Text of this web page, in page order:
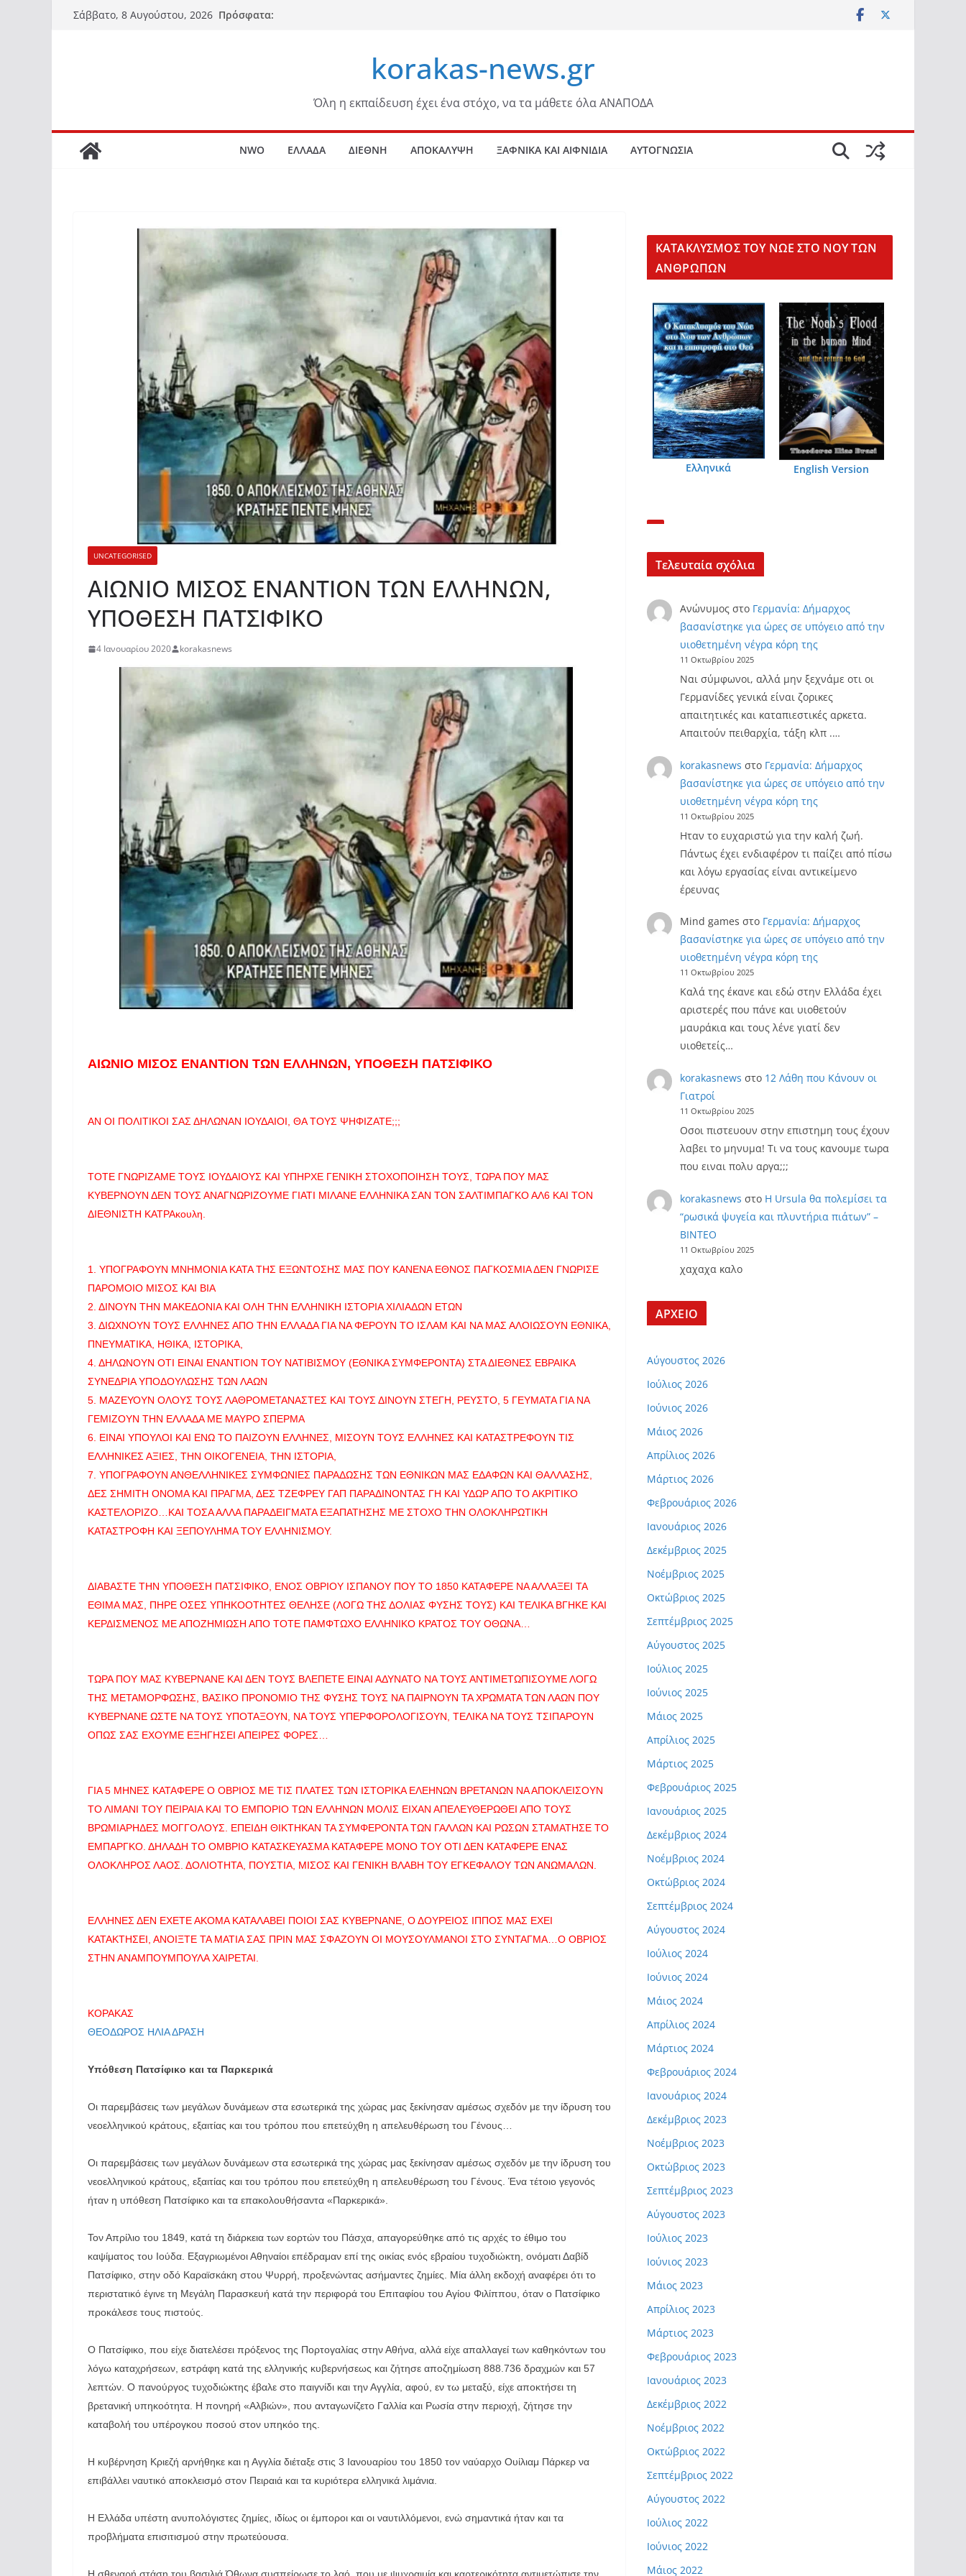
Μετάβαση
Σάββατο, 8 Αυγούστου, 2026 Πρόσφατα:
korakas-news.gr
Όλη η εκπαίδευση έχει ένα στόχο, να τα μάθετε όλα ΑΝΑΠΟΔΑ
NWO ΕΛΛΑΔΑ ΔΙΕΘΝΗ ΑΠΟΚΑΛΥΨΗ ΞΑΦΝΙΚΑ ΚΑΙ ΑΙΦΝΙΔΙΑ ΑΥΤΟΓΝΩΣΙΑ
UNCATEGORISED
ΑΙΩΝΙΟ ΜΙΣΟΣ ΕΝΑΝΤΙΟΝ ΤΩΝ ΕΛΛΗΝΩΝ,
ΥΠΟΘΕΣΗ ΠΑΤΣΙΦΙΚΟ
4 Ιανουαρίου 2020 korakasnews
ΑΙΩΝΙΟ ΜΙΣΟΣ ΕΝΑΝΤΙΟΝ ΤΩΝ ΕΛΛΗΝΩΝ, ΥΠΟΘΕΣΗ ΠΑΤΣΙΦΙΚΟ
ΑΝ ΟΙ ΠΟΛΙΤΙΚΟΙ ΣΑΣ ΔΗΛΩΝΑΝ ΙΟΥΔΑΙΟΙ, ΘΑ ΤΟΥΣ ΨΗΦΙΖΑΤΕ;;;
ΤΟΤΕ ΓΝΩΡΙΖΑΜΕ ΤΟΥΣ ΙΟΥΔΑΙΟΥΣ ΚΑΙ ΥΠΗΡΧΕ ΓΕΝΙΚΗ ΣΤΟΧΟΠΟΙΗΣΗ ΤΟΥΣ, ΤΩΡΑ ΠΟΥ ΜΑΣ
ΚΥΒΕΡΝΟΥΝ ΔΕΝ ΤΟΥΣ ΑΝΑΓΝΩΡΙΖΟΥΜΕ ΓΙΑΤΙ ΜΙΛΑΝΕ ΕΛΛΗΝΙΚΑ ΣΑΝ ΤΟΝ ΣΑΛΤΙΜΠΑΓΚΟ ΑΛ6 ΚΑΙ ΤΟΝ
ΔΙΕΘΝΙΣΤΗ ΚΑΤΡΑκουλη.
1. ΥΠΟΓΡΑΦΟΥΝ ΜΝΗΜΟΝΙΑ ΚΑΤΑ ΤΗΣ ΕΞΩΝΤΟΣΗΣ ΜΑΣ ΠΟΥ ΚΑΝΕΝΑ ΕΘΝΟΣ ΠΑΓΚΟΣΜΙΑ ΔΕΝ ΓΝΩΡΙΣΕ
ΠΑΡΟΜΟΙΟ ΜΙΣΟΣ ΚΑΙ ΒΙΑ
2. ΔΙΝΟΥΝ ΤΗΝ ΜΑΚΕΔΟΝΙΑ ΚΑΙ ΟΛΗ ΤΗΝ ΕΛΛΗΝΙΚΗ ΙΣΤΟΡΙΑ ΧΙΛΙΑΔΩΝ ΕΤΩΝ
3. ΔΙΩΧΝΟΥΝ ΤΟΥΣ ΕΛΛΗΝΕΣ ΑΠΟ ΤΗΝ ΕΛΛΑΔΑ ΓΙΑ ΝΑ ΦΕΡΟΥΝ ΤΟ ΙΣΛΑΜ ΚΑΙ ΝΑ ΜΑΣ ΑΛΟΙΩΣΟΥΝ ΕΘΝΙΚΑ,
ΠΝΕΥΜΑΤΙΚΑ, ΗΘΙΚΑ, ΙΣΤΟΡΙΚΑ,
4. ΔΗΛΩΝΟΥΝ ΟΤΙ ΕΙΝΑΙ ΕΝΑΝΤΙΟΝ ΤΟΥ ΝΑΤΙΒΙΣΜΟΥ (ΕΘΝΙΚΑ ΣΥΜΦΕΡΟΝΤΑ) ΣΤΑ ΔΙΕΘΝΕΣ ΕΒΡΑΙΚΑ
ΣΥΝΕΔΡΙΑ ΥΠΟΔΟΥΛΩΣΗΣ ΤΩΝ ΛΑΩΝ
5. ΜΑΖΕΥΟΥΝ ΟΛΟΥΣ ΤΟΥΣ ΛΑΘΡΟΜΕΤΑΝΑΣΤΕΣ ΚΑΙ ΤΟΥΣ ΔΙΝΟΥΝ ΣΤΕΓΗ, ΡΕΥΣΤΟ, 5 ΓΕΥΜΑΤΑ ΓΙΑ ΝΑ
ΓΕΜΙΖΟΥΝ ΤΗΝ ΕΛΛΑΔΑ ΜΕ ΜΑΥΡΟ ΣΠΕΡΜΑ
6. ΕΙΝΑΙ ΥΠΟΥΛΟΙ ΚΑΙ ΕΝΩ ΤΟ ΠΑΙΖΟΥΝ ΕΛΛΗΝΕΣ, ΜΙΣΟΥΝ ΤΟΥΣ ΕΛΛΗΝΕΣ ΚΑΙ ΚΑΤΑΣΤΡΕΦΟΥΝ ΤΙΣ
ΕΛΛΗΝΙΚΕΣ ΑΞΙΕΣ, ΤΗΝ ΟΙΚΟΓΕΝΕΙΑ, ΤΗΝ ΙΣΤΟΡΙΑ,
7. ΥΠΟΓΡΑΦΟΥΝ ΑΝΘΕΛΛΗΝΙΚΕΣ ΣΥΜΦΩΝΙΕΣ ΠΑΡΑΔΩΣΗΣ ΤΩΝ ΕΘΝΙΚΩΝ ΜΑΣ ΕΔΑΦΩΝ ΚΑΙ ΘΑΛΛΑΣΗΣ,
ΔΕΣ ΣΗΜΙΤΗ ΟΝΟΜΑ ΚΑΙ ΠΡΑΓΜΑ, ΔΕΣ ΤΖΕΦΡΕΥ ΓΑΠ ΠΑΡΑΔΙΝΟΝΤΑΣ ΓΗ ΚΑΙ ΥΔΩΡ ΑΠΟ ΤΟ ΑΚΡΙΤΙΚΟ
ΚΑΣΤΕΛΟΡΙΖΟ…ΚΑΙ ΤΟΣΑ ΑΛΛΑ ΠΑΡΑΔΕΙΓΜΑΤΑ ΕΞΑΠΑΤΗΣΗΣ ΜΕ ΣΤΟΧΟ ΤΗΝ ΟΛΟΚΛΗΡΩΤΙΚΗ
ΚΑΤΑΣΤΡΟΦΗ ΚΑΙ ΞΕΠΟΥΛΗΜΑ ΤΟΥ ΕΛΛΗΝΙΣΜΟΥ.
ΔΙΑΒΑΣΤΕ ΤΗΝ ΥΠΟΘΕΣΗ ΠΑΤΣΙΦΙΚΟ, ΕΝΟΣ ΟΒΡΙΟΥ ΙΣΠΑΝΟΥ ΠΟΥ ΤΟ 1850 ΚΑΤΑΦΕΡΕ ΝΑ ΑΛΛΑΞΕΙ ΤΑ
ΕΘΙΜΑ ΜΑΣ, ΠΗΡΕ ΟΣΕΣ ΥΠΗΚΟΟΤΗΤΕΣ ΘΕΛΗΣΕ (ΛΟΓΩ ΤΗΣ ΔΟΛΙΑΣ ΦΥΣΗΣ ΤΟΥΣ) ΚΑΙ ΤΕΛΙΚΑ ΒΓΗΚΕ ΚΑΙ
ΚΕΡΔΙΣΜΕΝΟΣ ΜΕ ΑΠΟΖΗΜΙΩΣΗ ΑΠΟ ΤΟΤΕ ΠΑΜΦΤΩΧΟ ΕΛΛΗΝΙΚΟ ΚΡΑΤΟΣ ΤΟΥ ΟΘΩΝΑ…
ΤΩΡΑ ΠΟΥ ΜΑΣ ΚΥΒΕΡΝΑΝΕ ΚΑΙ ΔΕΝ ΤΟΥΣ ΒΛΕΠΕΤΕ ΕΙΝΑΙ ΑΔΥΝΑΤΟ ΝΑ ΤΟΥΣ ΑΝΤΙΜΕΤΩΠΙΣΟΥΜΕ ΛΟΓΩ
ΤΗΣ ΜΕΤΑΜΟΡΦΩΣΗΣ, ΒΑΣΙΚΟ ΠΡΟΝΟΜΙΟ ΤΗΣ ΦΥΣΗΣ ΤΟΥΣ ΝΑ ΠΑΙΡΝΟΥΝ ΤΑ ΧΡΩΜΑΤΑ ΤΩΝ ΛΑΩΝ ΠΟΥ
ΚΥΒΕΡΝΑΝΕ ΩΣΤΕ ΝΑ ΤΟΥΣ ΥΠΟΤΑΞΟΥΝ, ΝΑ ΤΟΥΣ ΥΠΕΡΦΟΡΟΛΟΓΙΣΟΥΝ, ΤΕΛΙΚΑ ΝΑ ΤΟΥΣ ΤΣΙΠΑΡΟΥΝ
ΟΠΩΣ ΣΑΣ ΕΧΟΥΜΕ ΕΞΗΓΗΣΕΙ ΑΠΕΙΡΕΣ ΦΟΡΕΣ…
ΓΙΑ 5 ΜΗΝΕΣ ΚΑΤΑΦΕΡΕ Ο ΟΒΡΙΟΣ ΜΕ ΤΙΣ ΠΛΑΤΕΣ ΤΩΝ ΙΣΤΟΡΙΚΑ ΕΛΕΗΝΩΝ ΒΡΕΤΑΝΩΝ ΝΑ ΑΠΟΚΛΕΙΣΟΥΝ
ΤΟ ΛΙΜΑΝΙ ΤΟΥ ΠΕΙΡΑΙΑ ΚΑΙ ΤΟ ΕΜΠΟΡΙΟ ΤΩΝ ΕΛΛΗΝΩΝ ΜΟΛΙΣ ΕΙΧΑΝ ΑΠΕΛΕΥΘΕΡΩΘΕΙ ΑΠΟ ΤΟΥΣ
ΒΡΩΜΙΑΡΗΔΕΣ ΜΟΓΓΟΛΟΥΣ. ΕΠΕΙΔΗ ΘΙΚΤΗΚΑΝ ΤΑ ΣΥΜΦΕΡΟΝΤΑ ΤΩΝ ΓΑΛΛΩΝ ΚΑΙ ΡΩΣΩΝ ΣΤΑΜΑΤΗΣΕ ΤΟ
ΕΜΠΑΡΓΚΟ. ΔΗΛΑΔΗ ΤΟ ΟΜΒΡΙΟ ΚΑΤΑΣΚΕΥΑΣΜΑ ΚΑΤΑΦΕΡΕ ΜΟΝΟ ΤΟΥ ΟΤΙ ΔΕΝ ΚΑΤΑΦΕΡΕ ΕΝΑΣ
ΟΛΟΚΛΗΡΟΣ ΛΑΟΣ. ΔΟΛΙΟΤΗΤΑ, ΠΟΥΣΤΙΑ, ΜΙΣΟΣ ΚΑΙ ΓΕΝΙΚΗ ΒΛΑΒΗ ΤΟΥ ΕΓΚΕΦΑΛΟΥ ΤΩΝ ΑΝΩΜΑΛΩΝ.
ΕΛΛΗΝΕΣ ΔΕΝ ΕΧΕΤΕ ΑΚΟΜΑ ΚΑΤΑΛΑΒΕΙ ΠΟΙΟΙ ΣΑΣ ΚΥΒΕΡΝΑΝΕ, Ο ΔΟΥΡΕΙΟΣ ΙΠΠΟΣ ΜΑΣ ΕΧΕΙ
ΚΑΤΑΚΤΗΣΕΙ, ΑΝΟΙΞΤΕ ΤΑ ΜΑΤΙΑ ΣΑΣ ΠΡΙΝ ΜΑΣ ΣΦΑΖΟΥΝ ΟΙ ΜΟΥΣΟΥΛΜΑΝΟΙ ΣΤΟ ΣΥΝΤΑΓΜΑ…Ο ΟΒΡΙΟΣ
ΣΤΗΝ ΑΝΑΜΠΟΥΜΠΟΥΛΑ ΧΑΙΡΕΤΑΙ.
ΚΟΡΑΚΑΣ
ΘΕΟΔΩΡΟΣ ΗΛΙΑ ΔΡΑΣΗ
Υπόθεση Πατσίφικο και τα Παρκερικά
Οι παρεμβάσεις των μεγάλων δυνάμεων στα εσωτερικά της χώρας μας ξεκίνησαν αμέσως σχεδόν με την ίδρυση του
νεοελληνικού κράτους, εξαιτίας και του τρόπου που επετεύχθη η απελευθέρωση του Γένους…
Οι παρεμβάσεις των μεγάλων δυνάμεων στα εσωτερικά της χώρας μας ξεκίνησαν αμέσως σχεδόν με την ίδρυση του
νεοελληνικού κράτους, εξαιτίας και του τρόπου που επετεύχθη η απελευθέρωση του Γένους. Ένα τέτοιο γεγονός
ήταν η υπόθεση Πατσίφικο και τα επακολουθήσαντα «Παρκερικά».
Τον Απρίλιο του 1849, κατά τη διάρκεια των εορτών του Πάσχα, απαγορεύθηκε από τις αρχές το έθιμο του
καψίματος του Ιούδα. Εξαγριωμένοι Αθηναίοι επέδραμαν επί της οικίας ενός εβραίου τυχοδιώκτη, ονόματι Δαβίδ
Πατσίφικο, στην οδό Καραϊσκάκη στου Ψυρρή, προξενώντας ασήμαντες ζημίες. Μία άλλη εκδοχή αναφέρει ότι το
περιστατικό έγινε τη Μεγάλη Παρασκευή κατά την περιφορά του Επιταφίου του Αγίου Φιλίππου, όταν ο Πατσίφικο
προκάλεσε τους πιστούς.
Ο Πατσίφικο, που είχε διατελέσει πρόξενος της Πορτογαλίας στην Αθήνα, αλλά είχε απαλλαγεί των καθηκόντων του
λόγω καταχρήσεων, εστράφη κατά της ελληνικής κυβερνήσεως και ζήτησε αποζημίωση 888.736 δραχμών και 57
λεπτών. Ο πανούργος τυχοδιώκτης έβαλε στο παιγνίδι και την Αγγλία, αφού, εν τω μεταξύ, είχε αποκτήσει τη
βρετανική υπηκοότητα. Η πονηρή «Αλβιών», που ανταγωνίζετο Γαλλία και Ρωσία στην περιοχή, ζήτησε την
καταβολή του υπέρογκου ποσού στον υπηκόο της.
Η κυβέρνηση Κριεζή αρνήθηκε και η Αγγλία διέταξε στις 3 Ιανουαρίου του 1850 τον ναύαρχο Ουίλιαμ Πάρκερ να
επιβάλλει ναυτικό αποκλεισμό στον Πειραιά και τα κυριότερα ελληνικά λιμάνια.
Η Ελλάδα υπέστη ανυπολόγιστες ζημίες, ιδίως οι έμποροι και οι ναυτιλλόμενοι, ενώ σημαντικά ήταν και τα
προβλήματα επισιτισμού στην πρωτεύουσα.
KΑΤΑΚΛΥΣΜΟΣ ΤΟΥ ΝΩΕ ΣΤΟ ΝΟΥ ΤΩΝ
ΑΝΘΡΩΠΩΝ
Ελληνικά English Version
Τελευταία σχόλια
Ανώνυμοςστο Γερμανία: Δήμαρχος
βασανίστηκε για ώρες σε υπόγειο από την
υιοθετημένη νέγρα κόρη της
11 Οκτωβρίου 2025
Ναι σύμφωνοι, αλλά μην ξεχνάμε οτι οι
Γερμανίδες γενικά είναι ζορικες
απαιτητικές και καταπιεστικές αρκετα.
Απαιτούν πειθαρχία, τάξη κλπ .…
korakasnews στο Γερμανία: Δήμαρχος
βασανίστηκε για ώρες σε υπόγειο από την
υιοθετημένη νέγρα κόρη της
11 Οκτωβρίου 2025
Ηταν το ευχαριστώ για την καλή ζωή.
Πάντως έχει ενδιαφέρον τι παίζει από πίσω
και λόγω εργασίας είναι αντικείμενο
έρευνας
Mind games στο Γερμανία: Δήμαρχος
βασανίστηκε για ώρες σε υπόγειο από την
υιοθετημένη νέγρα κόρη της
11 Οκτωβρίου 2025
Καλά της έκανε και εδώ στην Ελλάδα έχει
αριστερές που πάνε και υιοθετούν
μαυράκια και τους λένε γιατί δεν
υιοθετείς…
korakasnews στο 12 Λάθη που Κάνουν οι
Γιατροί
11 Οκτωβρίου 2025
Οσοι πιστευουν στην επιστημη τους έχουν
λαβει το μηνυμα! Τι να τους κανουμε τωρα
που ειναι πολυ αργα;;;
korakasnews στο Η Ursula θα πολεμίσει τα
“ρωσικά ψυγεία και πλυντήρια πιάτων” –
ΒΙΝΤΕΟ
11 Οκτωβρίου 2025
χαχαχα καλο
ΑΡΧΕΙΟ
Αύγουστος 2026
Ιούλιος 2026
Ιούνιος 2026
Μάιος 2026
Απρίλιος 2026
Μάρτιος 2026
Φεβρουάριος 2026
Ιανουάριος 2026
Δεκέμβριος 2025
Νοέμβριος 2025
Οκτώβριος 2025
Σεπτέμβριος 2025
Αύγουστος 2025
Ιούλιος 2025
Ιούνιος 2025
Μάιος 2025
Απρίλιος 2025
Μάρτιος 2025
Φεβρουάριος 2025
Ιανουάριος 2025
Δεκέμβριος 2024
Νοέμβριος 2024
Οκτώβριος 2024
Σεπτέμβριος 2024
Αύγουστος 2024
Ιούλιος 2024
Ιούνιος 2024
Μάιος 2024
Απρίλιος 2024
Μάρτιος 2024
Φεβρουάριος 2024
Ιανουάριος 2024
Δεκέμβριος 2023
Νοέμβριος 2023
Οκτώβριος 2023
Σεπτέμβριος 2023
Αύγουστος 2023
Ιούλιος 2023
Ιούνιος 2023
Μάιος 2023
Απρίλιος 2023
Μάρτιος 2023
Φεβρουάριος 2023
Ιανουάριος 2023
Δεκέμβριος 2022
Νοέμβριος 2022
Οκτώβριος 2022
Σεπτέμβριος 2022
Αύγουστος 2022
Ιούλιος 2022
Ιούνιος 2022
Μάιος 2022